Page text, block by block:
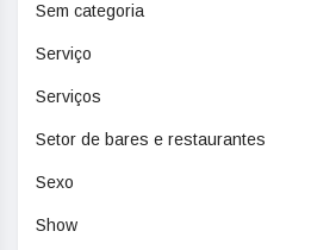
Sem categoria
Serviço
Serviços
Setor de bares e restaurantes
Sexo
Show